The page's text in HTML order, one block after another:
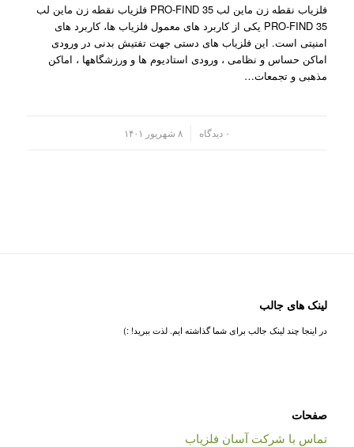
فلزیاب نقطه زن ماین لب PRO-FIND 35 فلزیاب نقطه زن ماین لب
PRO-FIND 35 یکی از کاربرد های معمول فلزیاب ها، کاربرد های
امنیتی است. این فلزیاب های دستی جهت تفتیش بدنی در ورودی
اماکن حساس و نظامی ، ورودی استادیوم ها و ورزشگاهها ، اماکن
مذهبی و تجمعات…
۰ دیدگاه ۸ شهریور ۱۴۰۱
لینک های جالب
در اینجا چند لینک جالب برای شما گذاشته ایم. لذت ببرید! :)
صفحات
تماس با شرکت آسان فلزیاب